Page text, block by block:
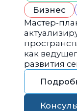
Бизнес
Мастер-
как
развития